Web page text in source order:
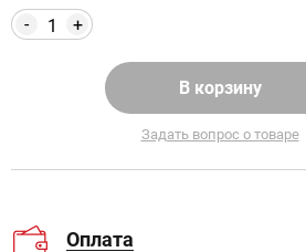
+
-
В корзину
Задать вопрос о товаре
Оплата